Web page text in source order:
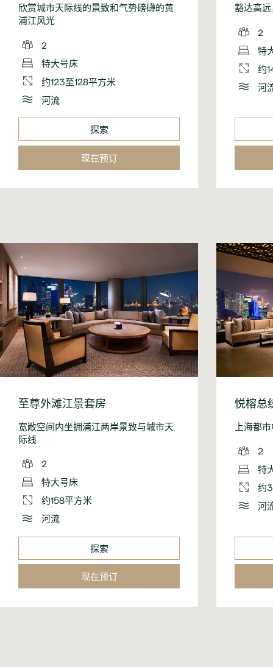
欣赏城市天际线的景致和气势磅礴的黄
浦江风光
2
特大号床
约123至128平方米
河流
探索
现在预订
豁达高
2
特
约
河
至尊外滩江景套房
宽敞空间内坐拥浦江两岸景致与城市天
际线
2
特大号床
约158平方米
河流
探索
现在预订
悦榕总
上海都
2
特
约
河